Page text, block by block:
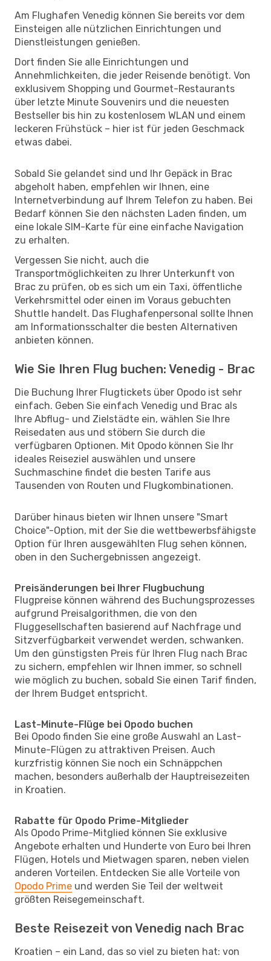
Am Flughafen Venedig können Sie bereits vor dem
Einsteigen alle nützlichen Einrichtungen und
Dienstleistungen genießen.
Dort finden Sie alle Einrichtungen und
Annehmlichkeiten, die jeder Reisende benötigt. Von
exklusivem Shopping und Gourmet-Restaurants
über letzte Minute Souvenirs und die neuesten
Bestseller bis hin zu kostenlosem WLAN und einem
leckeren Frühstück – hier ist für jeden Geschmack
etwas dabei.
Sobald Sie gelandet sind und Ihr Gepäck in Brac
abgeholt haben, empfehlen wir Ihnen, eine
Internetverbindung auf Ihrem Telefon zu haben. Bei
Bedarf können Sie den nächsten Laden finden, um
eine lokale SIM-Karte für eine einfache Navigation
zu erhalten.
Vergessen Sie nicht, auch die
Transportmöglichkeiten zu Ihrer Unterkunft von
Brac zu prüfen, ob es sich um ein Taxi, öffentliche
Verkehrsmittel oder einen im Voraus gebuchten
Shuttle handelt. Das Flughafenpersonal sollte Ihnen
am Informationsschalter die besten Alternativen
anbieten können.
Wie Sie Ihren Flug buchen: Venedig - Brac
Die Buchung Ihrer Flugtickets über Opodo ist sehr
einfach. Geben Sie einfach Venedig und Brac als
Ihre Abflug- und Zielstädte ein, wählen Sie Ihre
Reisedaten aus und stöbern Sie durch die
verfügbaren Optionen. Mit Opodo können Sie Ihr
ideales Reiseziel auswählen und unsere
Suchmaschine findet die besten Tarife aus
Tausenden von Routen und Flugkombinationen.
Darüber hinaus bieten wir Ihnen unsere "Smart
Choice"-Option, mit der Sie die wettbewerbsfähigste
Option für Ihren ausgewählten Flug sehen können,
oben in den Suchergebnissen angezeigt.
Preisänderungen bei Ihrer Flugbuchung
Flugpreise können während des Buchungsprozesses
aufgrund Preisalgorithmen, die von den
Fluggesellschaften basierend auf Nachfrage und
Sitzverfügbarkeit verwendet werden, schwanken.
Um den günstigsten Preis für Ihren Flug nach Brac
zu sichern, empfehlen wir Ihnen immer, so schnell
wie möglich zu buchen, sobald Sie einen Tarif finden,
der Ihrem Budget entspricht.
Last-Minute-Flüge bei Opodo buchen
Bei Opodo finden Sie eine große Auswahl an Last-
Minute-Flügen zu attraktiven Preisen. Auch
kurzfristig können Sie noch ein Schnäppchen
machen, besonders außerhalb der Hauptreisezeiten
in Kroatien.
Rabatte für Opodo Prime-Mitglieder
Als Opodo Prime-Mitglied können Sie exklusive
Angebote erhalten und Hunderte von Euro bei Ihren
Flügen, Hotels und Mietwagen sparen, neben vielen
anderen Vorteilen. Entdecken Sie alle Vorteile von
Opodo Prime und werden Sie Teil der weltweit
größten Reisegemeinschaft.
Beste Reisezeit von Venedig nach Brac
Kroatien – ein Land, das so viel zu bieten hat: von